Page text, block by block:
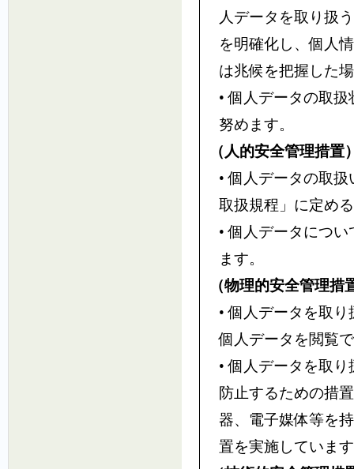
人データを取り扱
を明確化し、個人
は兆候を把握した
• 個人データの取
努めます。
（人的安全管理措置
• 個人データの取
取扱規程」に定め
• 個人データにつ
ます。
（物理的安全管理措
• 個人データを取
個人データを閲覧
• 個人データを取
防止するための措
器、電子媒体等を
置を実施していま